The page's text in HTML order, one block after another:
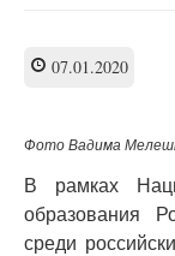
07.01.2020
Фото Вадима
В рамках
образования
среди